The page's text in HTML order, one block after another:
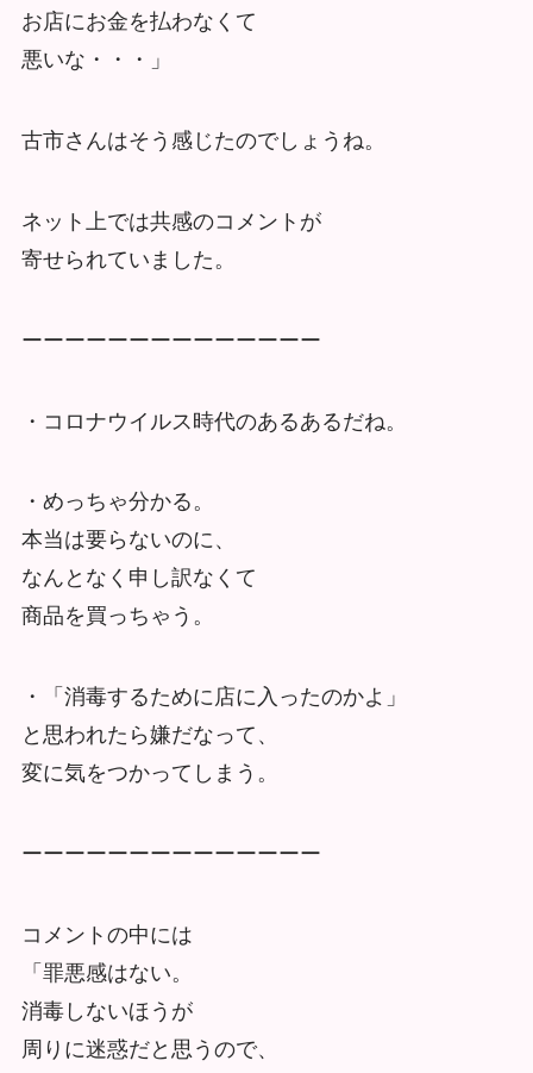
お店にお金を払わなくて
悪いな・・・」
古市さんはそう感じたのでしょうね。
ネット上では共感のコメントが
寄せられていました。
ーーーーーーーーーーーーーー
・コロナウイルス時代のあるあるだね。
・めっちゃ分かる。
本当は要らないのに、
なんとなく申し訳なくて
商品を買っちゃう。
・「消毒するために店に入ったのかよ」
と思われたら嫌だなって、
変に気をつかってしまう。
ーーーーーーーーーーーーーー
コメントの中には
「罪悪感はない。
消毒しないほうが
周りに迷惑だと思うので、